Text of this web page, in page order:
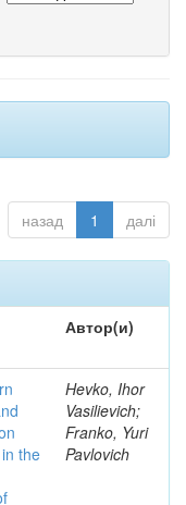
назад 1 далі
Автор(и)
the
Hevko, Ihor
Vasilievich;
Franko, Yuri
Pavlovich